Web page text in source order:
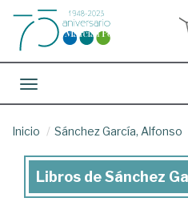
Toggle navigation
Inicio Sánchez García, Alfonso
Libros
Libros de Sánchez